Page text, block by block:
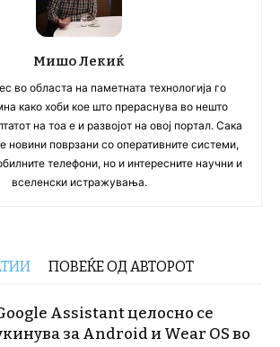
Мишо Лекиќ
во областа на паметната технологија го
како хоби кое што прераснува во нешто
на тоа е и развојот на овој портал. Сака
новини поврзани со оперативните системи,
телефони, но и интересните научни и
вселенски истражувања.
ПОВЕЌЕ ОД АВТОРОТ
Assistant целосно се
за Android и Wear OS во